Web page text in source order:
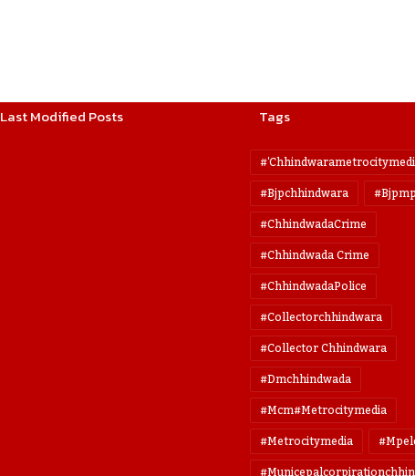
Last Modified Posts Tags
#bjpchhindwara
#bjpmp
#ChhindwadaCrime
#Chhindwada Crime
#ChhindwadaPolice
#collectorchhindwara
#collector Chhindwara
#dmchhindwada
#mcm#metrocitymedia
#metrocitymedia